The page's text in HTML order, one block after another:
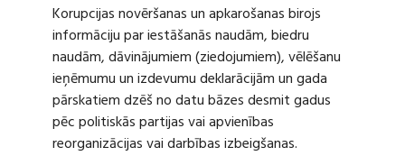
Korupcijas novēršanas un apkarošanas birojs
informāciju par iestāšanās naudām, biedru
naudām, dāvinājumiem (ziedojumiem), vēlēšanu
ieņēmumu un izdevumu deklarācijām un gada
pārskatiem dzēš no datu bāzes desmit gadus
pēc politiskās partijas vai apvienības
reorganizācijas vai darbības izbeigšanas.